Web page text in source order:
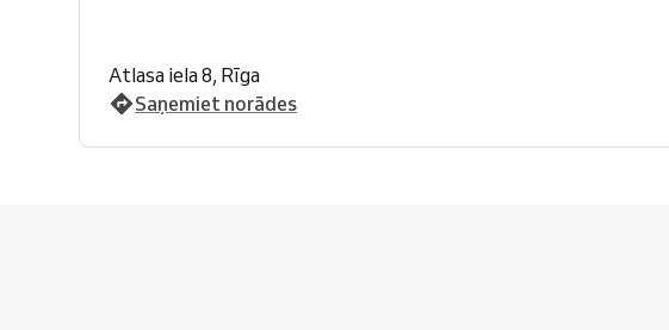
Atlasa iela 8, Rīga
Saņemiet norādes